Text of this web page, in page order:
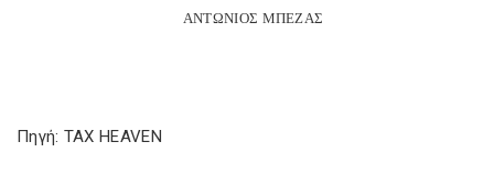
ΑΝΤΩΝΙΟΣ ΜΠΕΖΑΣ
Πηγή: TAX HEAVEN